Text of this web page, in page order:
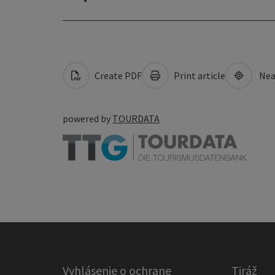
Create PDF Print article
powered by TOURDATA
Vyhlásenie o ochrane Tiráž